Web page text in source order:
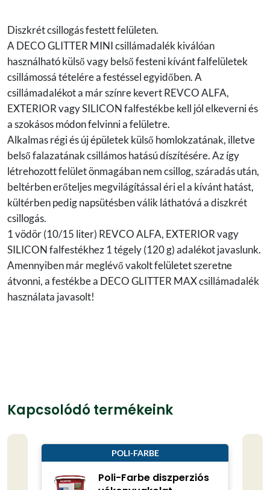
Diszkrét csillogás festett felületen.
A DECO GLITTER MINI csillámadalék kiválóan
használható külső vagy belső festeni kívánt falfelületek
csillámossá tételére a festéssel egyidőben. A
csillámadalékot a már színre kevert REVCO ALFA,
EXTERIOR vagy SILICON falfestékbe kell jól elkeverni és
a szokásos módon felvinni a felületre.
Alkalmas régi és új épületek külső homlokzatának, illetve
belső falazatának csillámos hatású díszítésére. Az így
létrehozott felület önmagában nem csillog, száradás után,
beltérben erőteljes megvilágítással éri el a kívánt hatást,
kültérben pedig napsütésben válik láthatóvá a diszkrét
csillogás.
1 vödör (10/15 liter) REVCO ALFA, EXTERIOR vagy
SILICON falfestékhez 1 tégely (120 g) adalékot javaslunk.
Amennyiben már meglévő vakolt felületet szeretne
átvonni, a festékbe a DECO GLITTER MAX csillámadalék
használata javasolt!
Kapcsolódó termékeink
POLI-FARBE
Poli-Farbe diszperziós